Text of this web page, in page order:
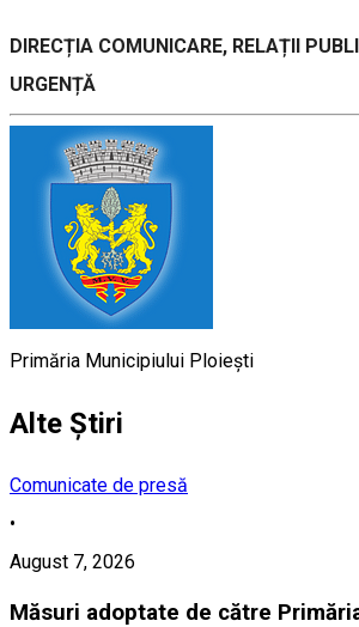
DIRECȚIA COMUNICARE, RELAȚII
URGENȚĂ
Primăria Municipiului Ploiești
Alte Știri
Comunicate de presă
•
August 7, 2026
Măsuri adoptate de către